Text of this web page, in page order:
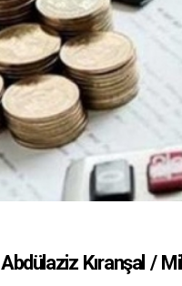
Abdülaziz Kıranşal /